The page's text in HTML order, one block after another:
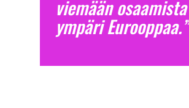
viemään osaamista
ympäri Eurooppaa.”